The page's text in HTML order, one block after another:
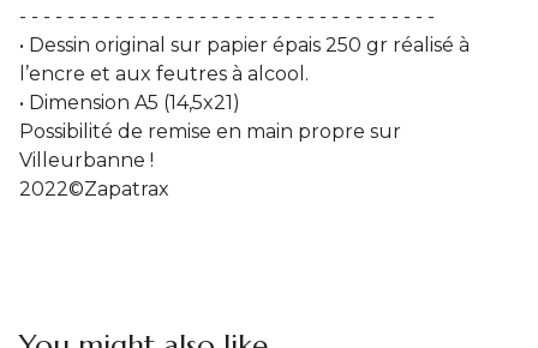
- - - - - - - - - - - - - - - - - - - - - - - - - - - - - - - - - - -
• Dessin original sur papier épais 250 gr réalisé à
l’encre et aux feutres à alcool.
• Dimension A5 (14,5x21)
Possibilité de remise en main propre sur
Villeurbanne !
2022©Zapatrax